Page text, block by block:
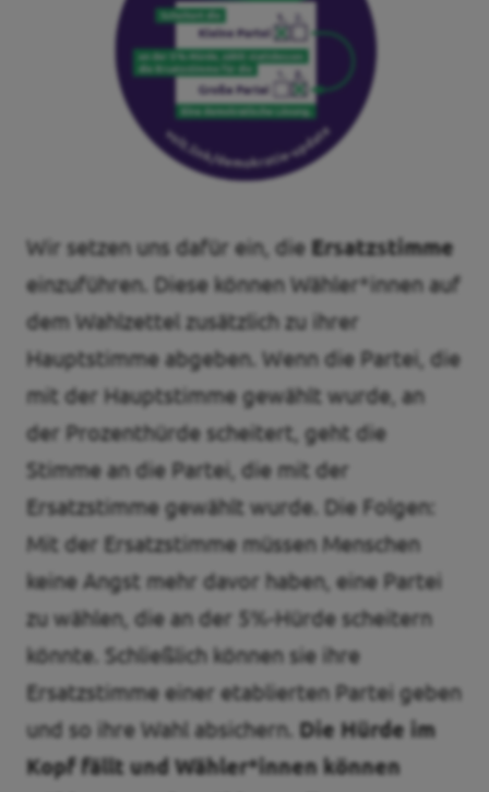
Wir setzen uns dafür ein, die Ersatzstimme
einzuführen. Diese können Wähler*innen auf
dem Wahlzettel zusätzlich zu ihrer
Hauptstimme abgeben. Wenn die Partei, die
mit der Hauptstimme gewählt wurde, an
der Prozenthürde scheitert, geht die
Stimme an die Partei, die mit der
Ersatzstimme gewählt wurde. Die Folgen:
Mit der Ersatzstimme müssen Menschen
keine Angst mehr davor haben, eine Partei
zu wählen, die an der 5%-Hürde scheitern
könnte. Schließlich können sie ihre
Ersatzstimme einer etablierten Partei geben
und so ihre Wahl absichern. Die Hürde im
Kopf fällt und Wähler*innen können